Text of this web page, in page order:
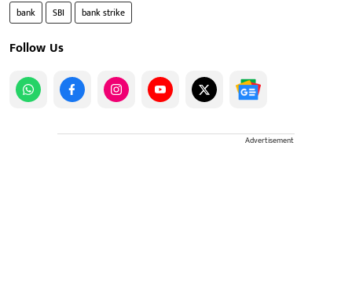
bank SBI bank strike
Follow Us
Advertisement